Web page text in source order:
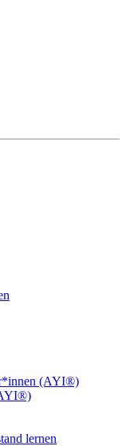
(AYI®)
lernen